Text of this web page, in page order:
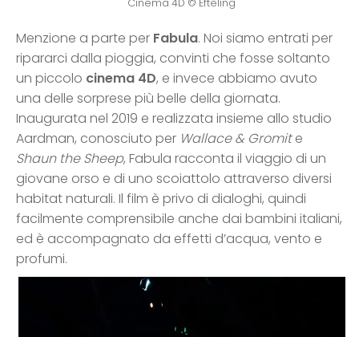
Cinema 4D © Efteling
Menzione a parte per Fabula. Noi siamo entrati per
ripararci dalla pioggia, convinti che fosse soltanto
un piccolo cinema 4D, e invece abbiamo avuto
una delle sorprese più belle della giornata.
Inaugurata nel 2019 e realizzata insieme allo studio
Aardman, conosciuto per Wallace & Gromite
Shaun the Sheep, Fabula racconta il viaggio di un
giovane orso e di uno scoiattolo attraverso diversi
habitat naturali. Il film è privo di dialoghi, quindi
facilmente comprensibile anche dai bambini italiani,
ed è accompagnato da effetti d’acqua, vento e
profumi.